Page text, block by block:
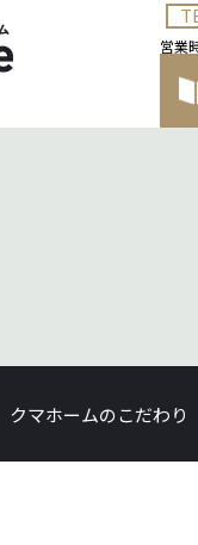
営業
クマホームのこだわり